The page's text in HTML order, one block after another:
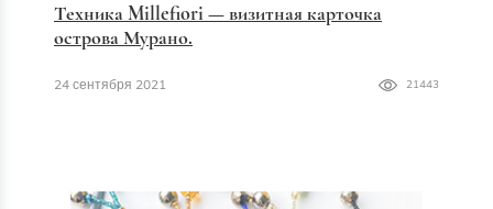
Техника Millefiori — визитная карточка
острова Мурано.
24 сентября 2021 21443